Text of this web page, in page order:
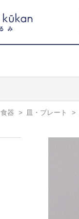
食器 > 皿・プレート >